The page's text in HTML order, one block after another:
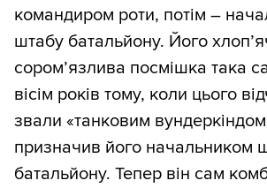
командиром роти, потім –
штабу батальйону. Його
сором’язлива посмішка така
вісім років тому, коли цього
звали «танковим
призначив його начальником
батальйону. Тепер він сам